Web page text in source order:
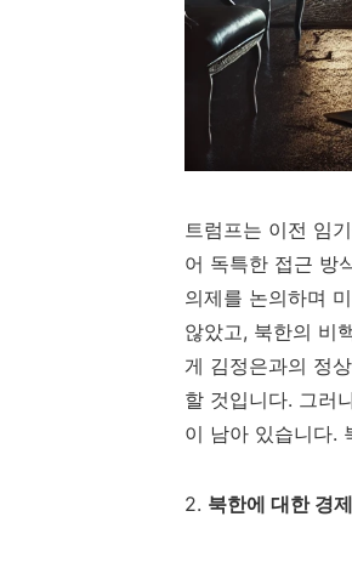
트럼프는 이전 임
어 독특한 접근 방
의제를 논의하며
않았고, 북한의 비
게 김정은과의 정
할 것입니다. 그러
이 남아 있습니다.
2. 북한에 대한 경